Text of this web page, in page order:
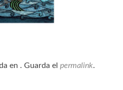
en . Guarda el permalink.